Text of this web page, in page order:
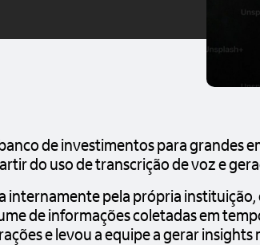
de investimentos para grandes
do uso de transcrição de voz e
pela própria
de informações coletadas em
e levou a equipe a gerar insights